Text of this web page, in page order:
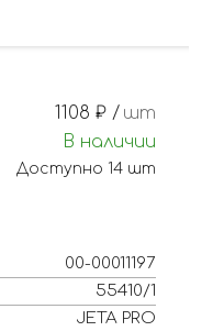
00-00011197
55410/1
JETA PRO
1108 ₽ / шт
В наличии
Доступно 14 шт